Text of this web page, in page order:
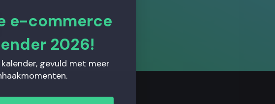
e-commerce
2026!
gevuld met meer